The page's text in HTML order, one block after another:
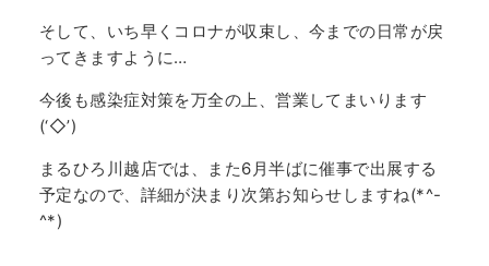
そして、いち早くコロナが収束し、今までの日常が戻
ってきますように…
今後も感染症対策を万全の上、営業してまいります
(‘◇’)ゞ
まるひろ川越店では、また6月半ばに催事で出展する
予定なので、詳細が決まり次第お知らせしますね(*^-
^*)